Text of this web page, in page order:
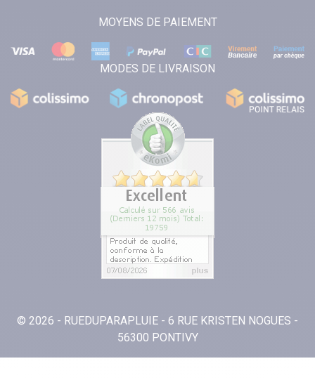
MOYENS DE PAIEMENT
MODES DE LIVRAISON
© 2026 - RUEDUPARAPLUIE - 6 RUE KRISTEN NOGUES -
56300 PONTIVY